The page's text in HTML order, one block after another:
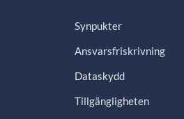
Synpukter
Ansvarsfriskrivning
Dataskydd
Tillgängligheten